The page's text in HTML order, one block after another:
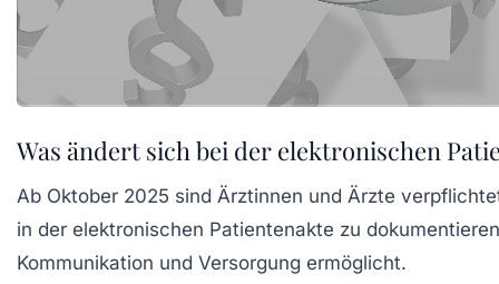
Was ändert sich bei der elektronischen
Ab Oktober 2025 sind Ärztinnen und Ärzte
in der elektronischen Patientenakte zu
Kommunikation und Versorgung ermöglicht.